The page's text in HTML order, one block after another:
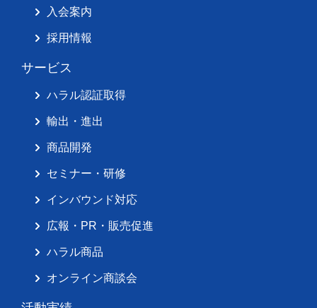
入会案内
採用情報
サービス
ハラル認証取得
輸出・進出
商品開発
セミナー・研修
インバウンド対応
広報・PR・販売促進
ハラル商品
オンライン商談会